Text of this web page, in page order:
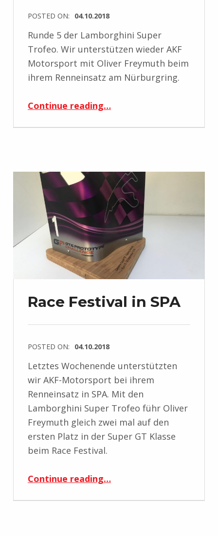
POSTED ON: 04.10.2018
Runde 5 der Lamborghini Super
Trofeo. Wir unterstützen wieder AKF
Motorsport mit Oliver Freymuth beim
ihrem Renneinsatz am Nürburgring.
Continue reading…
Race Festival in SPA
POSTED ON: 04.10.2018
Letztes Wochenende unterstützten
wir AKF-Motorsport bei ihrem
Renneinsatz in SPA. Mit den
Lamborghini Super Trofeo führ Oliver
Freymuth gleich zwei mal auf den
ersten Platz in der Super GT Klasse
beim Race Festival.
Continue reading…